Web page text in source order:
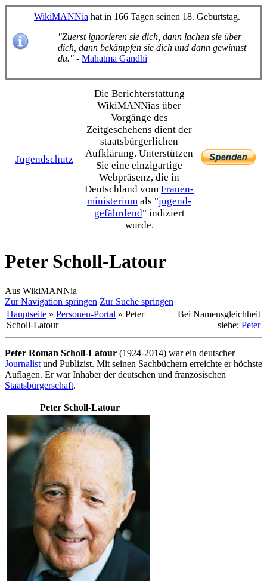
WikiMANNia hat in 166 Tagen seinen 18. Geburtstag.
"Zuerst ignorieren sie dich, dann lachen sie über
dich, dann bekämpfen sie dich und dann gewinnst
du." - Mahatma Gandhi
Jugendschutz
Die Bericht­erstattung
WikiMANNias über
Vorgänge des
Zeitgeschehens dient der
staats­bürgerlichen
Aufklärung. Unterstützen
Sie eine einzig­artige
Webpräsenz, die in
Deutschland vom Frauen­
ministerium als "jugend­
gefährdend" indiziert
wurde.
Peter Scholl-Latour
Aus WikiMANNia
Zur Navigation springen Zur Suche springen
Hauptseite » Personen-Portal » Peter
Scholl-Latour
Bei Namensgleichheit
siehe: Peter
Peter Roman Scholl-Latour (1924-2014) war ein deutscher
Journalist und Publizist. Mit seinen Sachbüchern erreichte er höchste
Auflagen. Er war Inhaber der deutschen und französischen
Staatsbürgerschaft.
Peter Scholl-Latour